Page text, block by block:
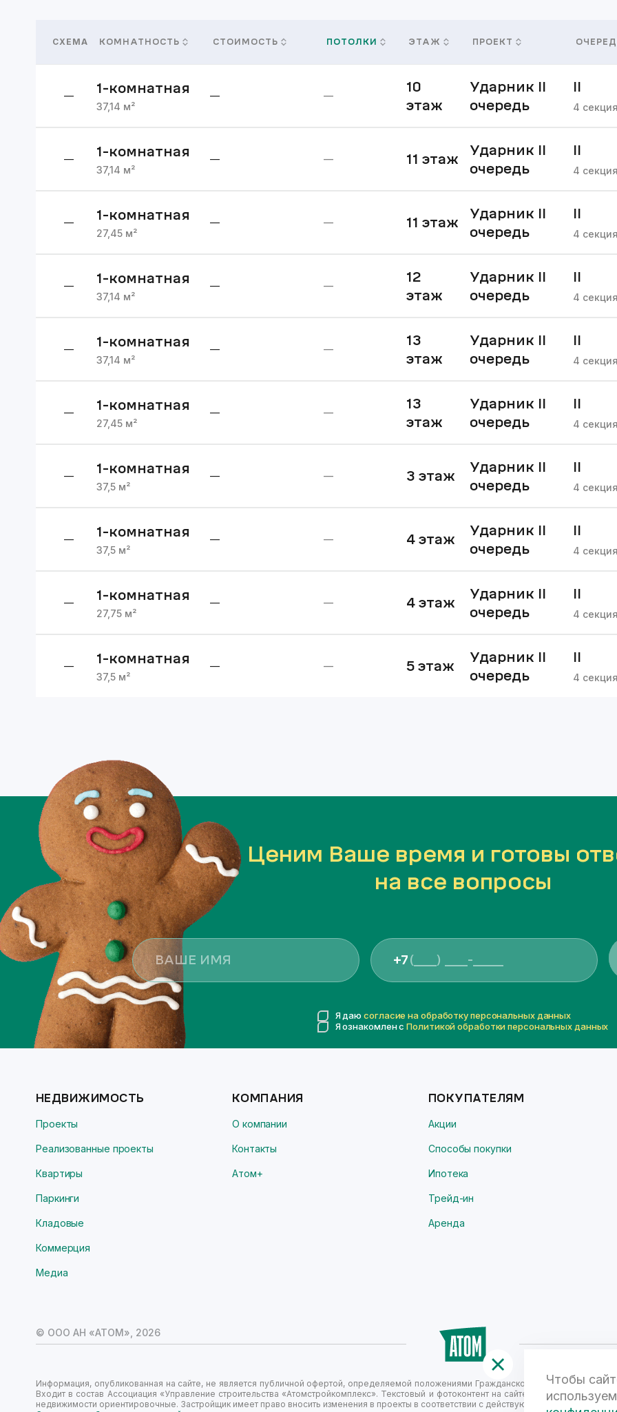
СХЕМА КОМНАТНОСТЬ СТОИМОСТЬ ПОТОЛКИ ЭТАЖ ПРОЕКТ
— 1-комнатная
37,14 м²
— —
10
этаж
Ударник II
очередь
II
4 секция
— 1-комнатная
37,14 м²
— — 11 этаж
Ударник II
очередь
II
4 секция
— 1-комнатная
27,45 м²
— — 11 этаж
Ударник II
очередь
II
4 секция
— 1-комнатная
37,14 м²
— —
12
этаж
Ударник II
очередь
II
4 секция
— 1-комнатная
37,14 м²
— —
13
этаж
Ударник II
очередь
II
4 секция
— 1-комнатная
27,45 м²
— —
13
этаж
Ударник II
очередь
II
4 секция
— 1-комнатная
37,5 м²
— — 3 этаж
Ударник II
очередь
II
4 секция
— 1-комнатная
37,5 м²
— — 4 этаж
Ударник II
очередь
II
4 секция
— 1-комнатная
27,75 м²
— — 4 этаж
Ударник II
очередь
II
4 секция
— 1-комнатная
37,5 м²
— — 5 этаж
Ударник II
очередь
II
4 секция
Ценим Ваше время и готовы
на все вопросы
+7
Я даю согласие на обработку персональных данных
Я ознакомлен с Политикой обработки персональных данных
НЕДВИЖИМОСТЬ
Проекты
Реализованные проекты
Квартиры
Паркинги
Кладовые
Коммерция
Медиа
КОМПАНИЯ
О компании
Контакты
Атом+
ПОКУПАТЕЛЯМ
Акции
Способы покупки
Ипотека
Трейд-ин
Аренда
© ООО АН «АТОМ», 2026
Информация, опубликованная на сайте, не является публичной офертой, определяемой положениями Гражданского кодекса
Входит в состав Ассоциация «Управление строительства «Атомстройкомплекс». Текстовый и фотоконтент на сайте не является
недвижимости ориентировочные. Застройщик имеет право вносить изменения в проекты в соответствии с действующим
Чтобы
используем